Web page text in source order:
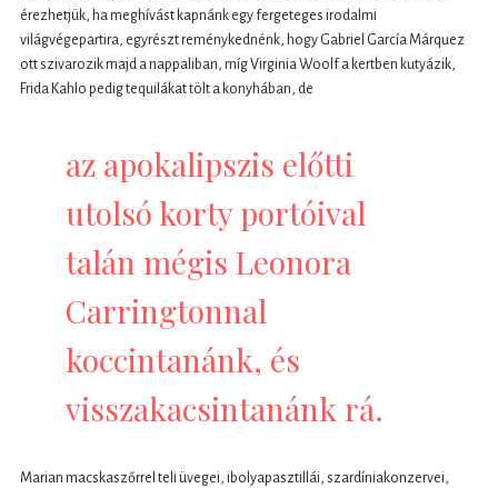
érezhetjük, ha meghívást kapnánk egy fergeteges irodalmi
világvégepartira, egyrészt reménykednénk, hogy Gabriel García Márquez
ott szivarozik majd a nappaliban, míg Virginia Woolf a kertben kutyázik,
Frida Kahlo pedig tequilákat tölt a konyhában, de
az apokalipszis előtti
utolsó korty portóival
talán mégis Leonora
Carringtonnal
koccintanánk, és
visszakacsintanánk rá.
Marian macskaszőrrel teli üvegei, ibolyapasztillái, szardíniakonzervei,